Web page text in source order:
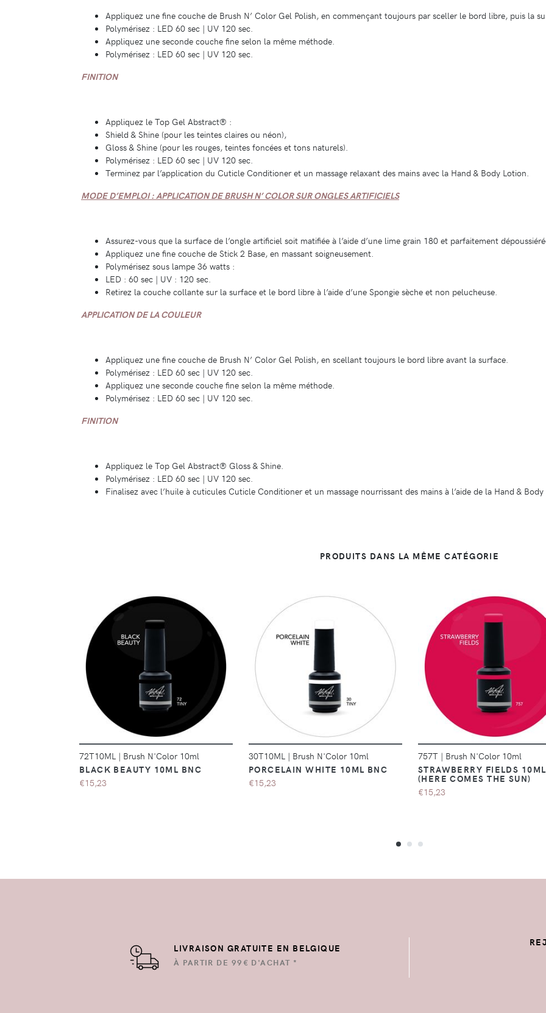
Appliquez une fine couche de Brush N’ Color Gel Polish, en commençant toujours par sceller le bord libre, puis la
Polymérisez : LED 60 sec | UV 120 sec.
Appliquez une seconde couche fine selon la même méthode.
Polymérisez : LED 60 sec | UV 120 sec.
FINITION
Appliquez le Top Gel Abstract® :
Shield & Shine (pour les teintes claires ou néon),
Gloss & Shine (pour les rouges, teintes foncées et tons naturels).
Polymérisez : LED 60 sec | UV 120 sec.
Terminez par l’application du Cuticle Conditioner et un massage relaxant des mains avec la Hand & Body Lotion.
MODE D’EMPLOI : APPLICATION DE BRUSH N’ COLOR SUR ONGLES ARTIFICIELS
Assurez-vous que la surface de l’ongle artificiel soit matifiée à l’aide d’une lime grain 180 et parfaitement
Appliquez une fine couche de Stick 2 Base, en massant soigneusement.
Polymérisez sous lampe 36 watts :
LED : 60 sec | UV : 120 sec.
Retirez la couche collante sur la surface et le bord libre à l’aide d’une Spongie sèche et non pelucheuse.
APPLICATION DE LA COULEUR
Appliquez une fine couche de Brush N’ Color Gel Polish, en scellant toujours le bord libre avant la surface.
Polymérisez : LED 60 sec | UV 120 sec.
Appliquez une seconde couche fine selon la même méthode.
Polymérisez : LED 60 sec | UV 120 sec.
FINITION
Appliquez le Top Gel Abstract® Gloss & Shine.
Polymérisez : LED 60 sec | UV 120 sec.
Finalisez avec l’huile à cuticules Cuticle Conditioner et un massage nourrissant des mains à l’aide de la Hand &
PRODUITS DANS LA MÊME CATÉGORIE
72T10ML | Brush N'Color 10ml
BLACK BEAUTY 10ML BNC
€15,23
DÉTAILS
30T10ML | Brush N'Color 10ml
PORCELAIN WHITE 10ML BNC
€15,23
DÉTAILS
757T | Brush N'Color 10ml
STRAWBERRY FIELDS 10ML
(HERE COMES THE SUN)
€15,23
LIVRAISON GRATUITE EN BELGIQUE
À PARTIR DE 99€ D'ACHAT *